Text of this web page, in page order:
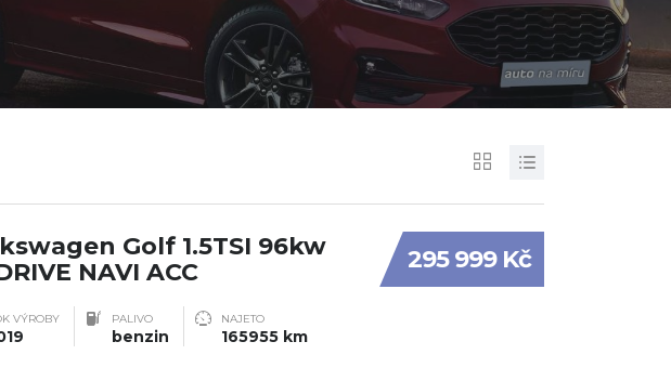
295 999 Kč
Golf 1.5TSI 96kw
NAVI ACC
VÝROBY PALIVO
benzin
NAJETO
165955 km